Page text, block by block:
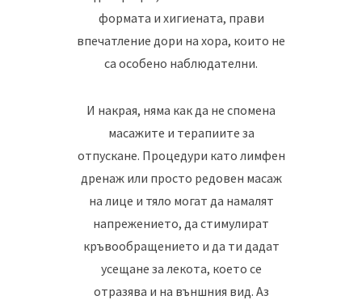
формата и хигиената, прави
впечатление дори на хора, които не
са особено наблюдателни.
И накрая, няма как да не спомена
масажите и терапиите за
отпускане. Процедури като лимфен
дренаж или просто редовен масаж
на лице и тяло могат да намалят
напрежението, да стимулират
кръвообращението и да ти дадат
усещане за лекота, което се
отразява и на външния вид. Аз